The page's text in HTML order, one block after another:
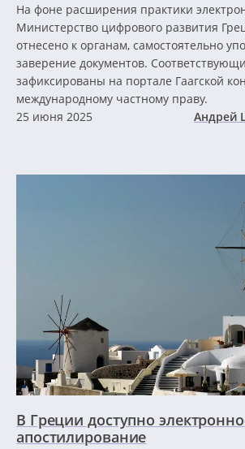
На фоне расширения практики
Министерство цифрового развития
отнесено к органам, самостоятельно
заверение документов.
зафиксированы на портале Гаагской
международному частному праву.
25 июня 2025
Андрей
В Греции доступно
апостилирование